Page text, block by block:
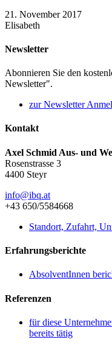
21. November 2017
Elisabeth
Newsletter
Abonnieren Sie den
Newsletter".
zur Newsletter
Kontakt
Axel Schmid Aus- und
Rosenstrasse 3
4400 Steyr
info@ibq.at
+43 650/5584668
Standort, Zufahrt,
Erfahrungsberichte
AbsolventInnen
Referenzen
für diese
bereits tätig